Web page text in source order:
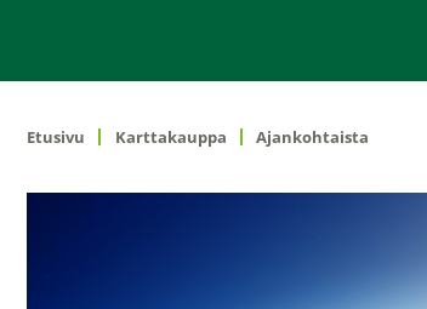
Etusivu Karttakauppa Ajankohtaista